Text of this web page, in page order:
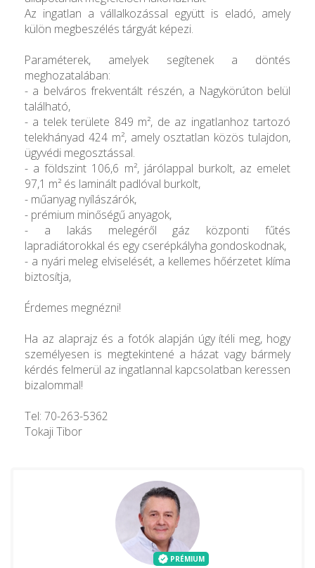
Az ingatlan a vállalkozással együtt is eladó, amely
külön megbeszélés tárgyát képezi.
Paraméterek, amelyek segítenek a döntés
meghozatalában:
- a belváros frekventált részén, a Nagykörúton belül
található,
- a telek területe 849 m², de az ingatlanhoz tartozó
telekhányad 424 m², amely osztatlan közös tulajdon,
ügyvédi megosztással.
- a földszint 106,6 m², járólappal burkolt, az emelet
97,1 m² és laminált padlóval burkolt,
- műanyag nyílászárók,
- prémium minőségű anyagok,
- a lakás melegéről gáz központi fűtés
lapradiátorokkal és egy cserépkályha gondoskodnak,
- a nyári meleg elviselését, a kellemes hőérzetet klíma
biztosítja,
Érdemes megnézni!
Ha az alaprajz és a fotók alapján úgy ítéli meg, hogy
személyesen is megtekintené a házat vagy bármely
kérdés felmerül az ingatlannal kapcsolatban keressen
bizalommal!
Tel: 70-263-5362
Tokaji Tibor
PRÉMIUM